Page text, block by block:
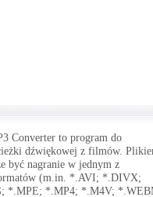
Converter to program do
dźwiękowej z filmów.
być nagranie w jednym z
(m.in. *.AVI; *.DIVX;
*.MPE; *.MP4; *.M4V;